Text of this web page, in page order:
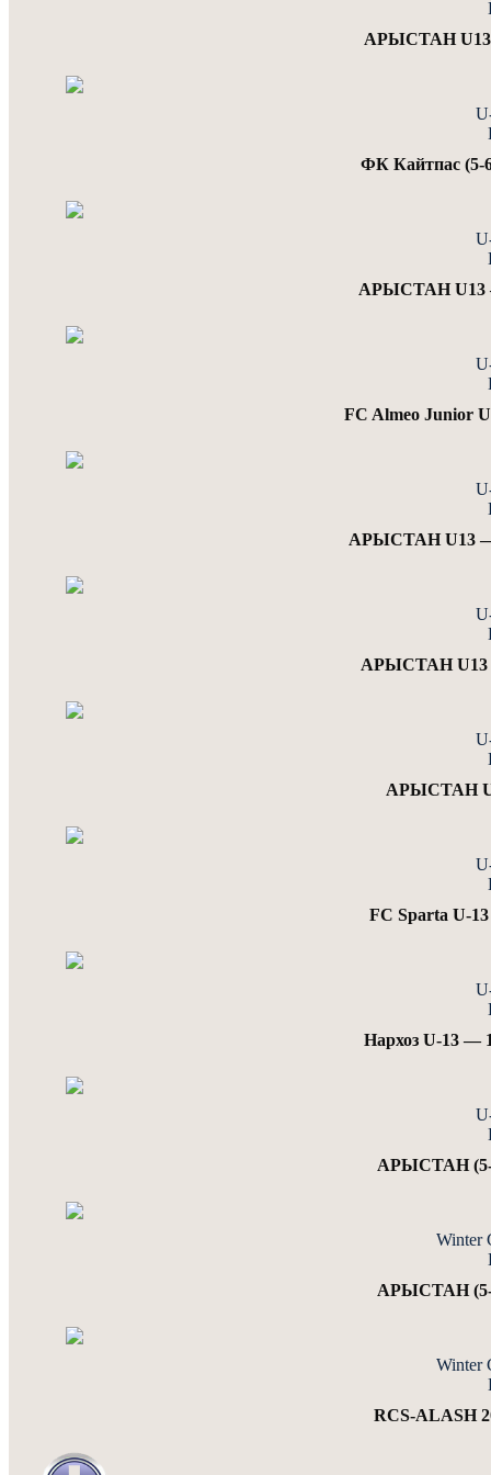
АРЫСТАН U13
ФК Кайтпас
АРЫСТАН U13
FC Almeo Junior
АРЫСТАН U13
АРЫСТАН U13
АРЫСТАН
FC Sparta U-
Нархоз U-13
АРЫСТАН (5-
Winter
АРЫСТАН (5-
Winter
RCS-ALASH